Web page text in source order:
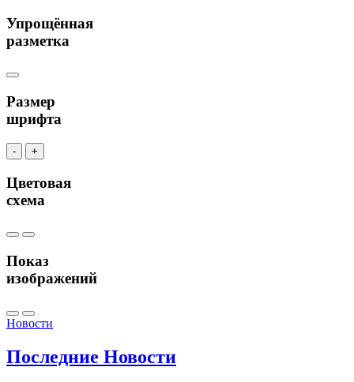
Упрощённая
разметка
Размер
шрифта
- +
Цветовая
схема
Показ
изображений
Новости
Последние Новости